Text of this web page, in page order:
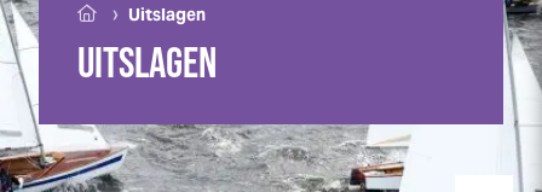
UITSLAGEN
› Uitslagen